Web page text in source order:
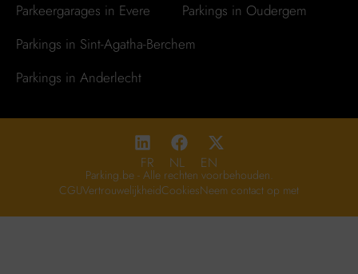
Parkeergarages in Evere
Parkings in Oudergem
Parkings in Sint-Agatha-Berchem
Parkings in Anderlecht
FR NL EN
Parking.be - Alle rechten voorbehouden.
CGUVertrouwelijkheidCookiesNeem contact op met